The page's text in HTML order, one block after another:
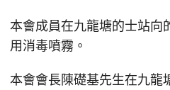
本會成員在九龍塘的士站向
用消毒噴霧。
本會會長陳礎基先生在九龍